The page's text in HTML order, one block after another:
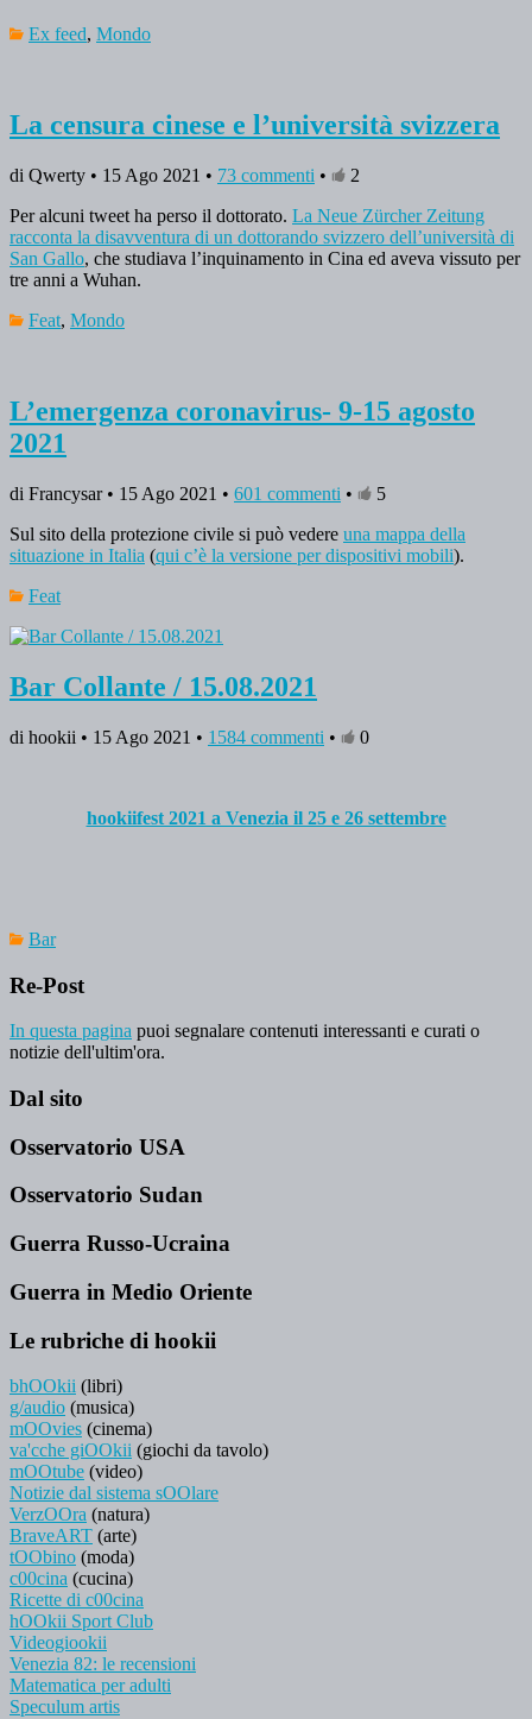
Ex feed, Mondo
La censura cinese e l’università svizzera
di Qwerty • 15 Ago 2021 • 73 commenti •
2
Per alcuni tweet ha perso il dottorato. La Neue Zürcher Zeitung
racconta la disavventura di un dottorando svizzero dell’università di
San Gallo, che studiava l’inquinamento in Cina ed aveva vissuto per
tre anni a Wuhan.
Feat, Mondo
L’emergenza coronavirus- 9-15 agosto
2021
di Francysar • 15 Ago 2021 • 601 commenti •
5
Sul sito della protezione civile si può vedere una mappa della
situazione in Italia (qui c’è la versione per dispositivi mobili).
Feat
Bar Collante / 15.08.2021
di hookii • 15 Ago 2021 • 1584 commenti • 0
hookiifest 2021 a Venezia il 25 e 26 settembre
Bar
Re-Post
In questa pagina puoi segnalare contenuti interessanti e curati o
notizie dell'ultim'ora.
Dal sito
Osservatorio USA
Osservatorio Sudan
Guerra Russo-Ucraina
Guerra in Medio Oriente
Le rubriche di hookii
bhOOkii (libri)
g/audio (musica)
mOOvies (cinema)
va'cche giOOkii (giochi da tavolo)
mOOtube (video)
Notizie dal sistema sOOlare
VerzOOra (natura)
BraveART (arte)
tOObino (moda)
c00cina (cucina)
Ricette di c00cina
hOOkii Sport Club
Videogiookii
Venezia 82: le recensioni
Matematica per adulti
Speculum artis